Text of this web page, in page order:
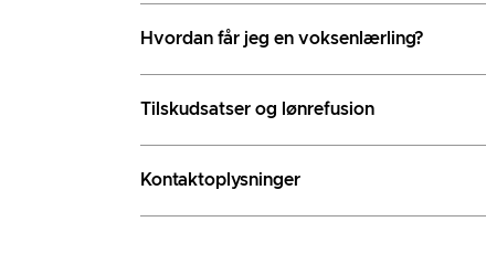
Hvordan får jeg en voksenlærling?
Tilskudsatser og lønrefusion
Kontaktoplysninger